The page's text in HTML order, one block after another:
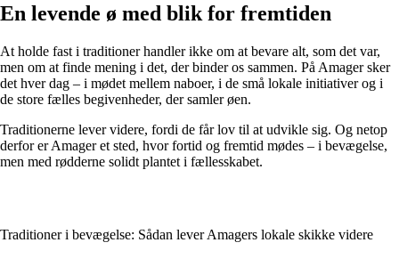
En levende ø med blik for fremtiden
At holde fast i traditioner handler ikke om at bevare alt, som det var,
men om at finde mening i det, der binder os sammen. På Amager sker
det hver dag – i mødet mellem naboer, i de små lokale initiativer og i
de store fælles begivenheder, der samler øen.
Traditionerne lever videre, fordi de får lov til at udvikle sig. Og netop
derfor er Amager et sted, hvor fortid og fremtid mødes – i bevægelse,
men med rødderne solidt plantet i fællesskabet.
Traditioner i bevægelse: Sådan lever Amagers lokale skikke videre